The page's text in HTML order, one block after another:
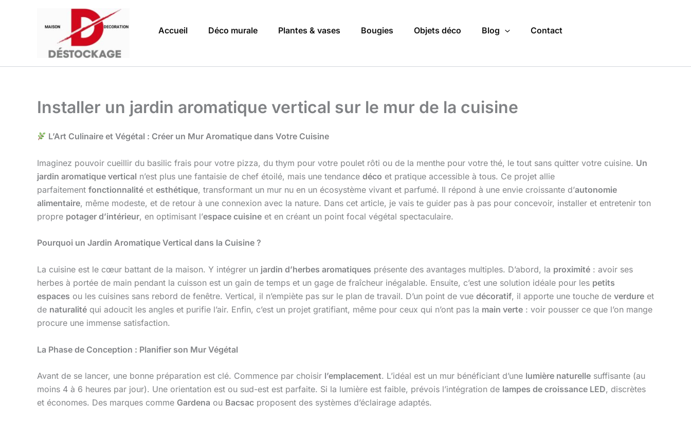
Accueil Déco murale Plantes & vases Bougies Objets déco Blog Contact
Installer un jardin aromatique vertical sur le mur de la cuisine
L’Art Culinaire et Végétal : Créer un Mur Aromatique dans Votre Cuisine
Imaginez pouvoir cueillir du basilic frais pour votre pizza, du thym pour votre poulet rôti ou de la menthe pour votre thé, le tout sans quitter votre cuisine. Un
jardin aromatique vertical n’est plus une fantaisie de chef étoilé, mais une tendance déco et pratique accessible à tous. Ce projet allie
parfaitement fonctionnalité et esthétique, transformant un mur nu en un écosystème vivant et parfumé. Il répond à une envie croissante d’autonomie
alimentaire, même modeste, et de retour à une connexion avec la nature. Dans cet article, je vais te guider pas à pas pour concevoir, installer et entretenir ton
propre potager d’intérieur, en optimisant l’espace cuisine et en créant un point focal végétal spectaculaire.
Pourquoi un Jardin Aromatique Vertical dans la Cuisine ?
La cuisine est le cœur battant de la maison. Y intégrer un jardin d’herbes aromatiques présente des avantages multiples. D’abord, la proximité : avoir ses
herbes à portée de main pendant la cuisson est un gain de temps et un gage de fraîcheur inégalable. Ensuite, c’est une solution idéale pour les petits
espaces ou les cuisines sans rebord de fenêtre. Vertical, il n’empiète pas sur le plan de travail. D’un point de vue décoratif, il apporte une touche de verdure et
de naturalité qui adoucit les angles et purifie l’air. Enfin, c’est un projet gratifiant, même pour ceux qui n’ont pas la main verte : voir pousser ce que l’on mange
procure une immense satisfaction.
La Phase de Conception : Planifier son Mur Végétal
Avant de se lancer, une bonne préparation est clé. Commence par choisir l’emplacement. L’idéal est un mur bénéficiant d’une lumière naturelle suffisante (au
moins 4 à 6 heures par jour). Une orientation est ou sud-est est parfaite. Si la lumière est faible, prévois l’intégration de lampes de croissance LED, discrètes
et économes. Des marques comme Gardena ou Bacsac proposent des systèmes d’éclairage adaptés.